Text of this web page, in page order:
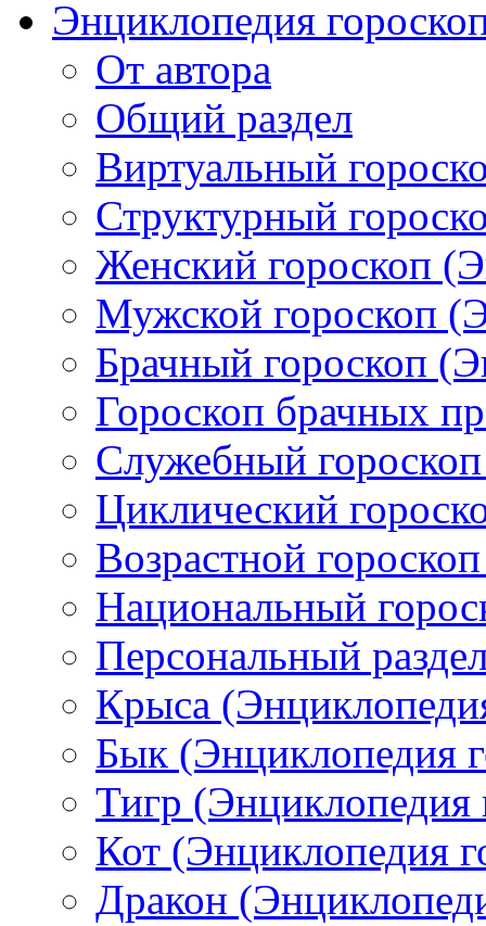
Энциклопедия
От автора
Общий раздел
Виртуальный
Структурный
Женский гороскоп
Мужской гороскоп
Брачный гороскоп
Гороскоп брачных
Служебный
Циклический
Возрастной
Национальный
Персональный
Крыса
Бык (Энциклопедия
Тигр (Энциклопедия
Кот (Энциклопедия
Дракон